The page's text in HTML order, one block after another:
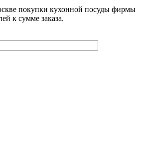
покупки кухонной посуды фирмы
к сумме заказа.